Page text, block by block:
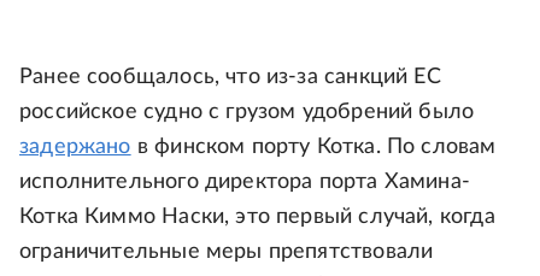
Ранее сообщалось, что из-за санкций ЕС
российское судно с грузом удобрений было
задержано в финском порту Котка. По словам
исполнительного директора порта Хамина-
Котка Киммо Наски, это первый случай, когда
ограничительные меры препятствовали